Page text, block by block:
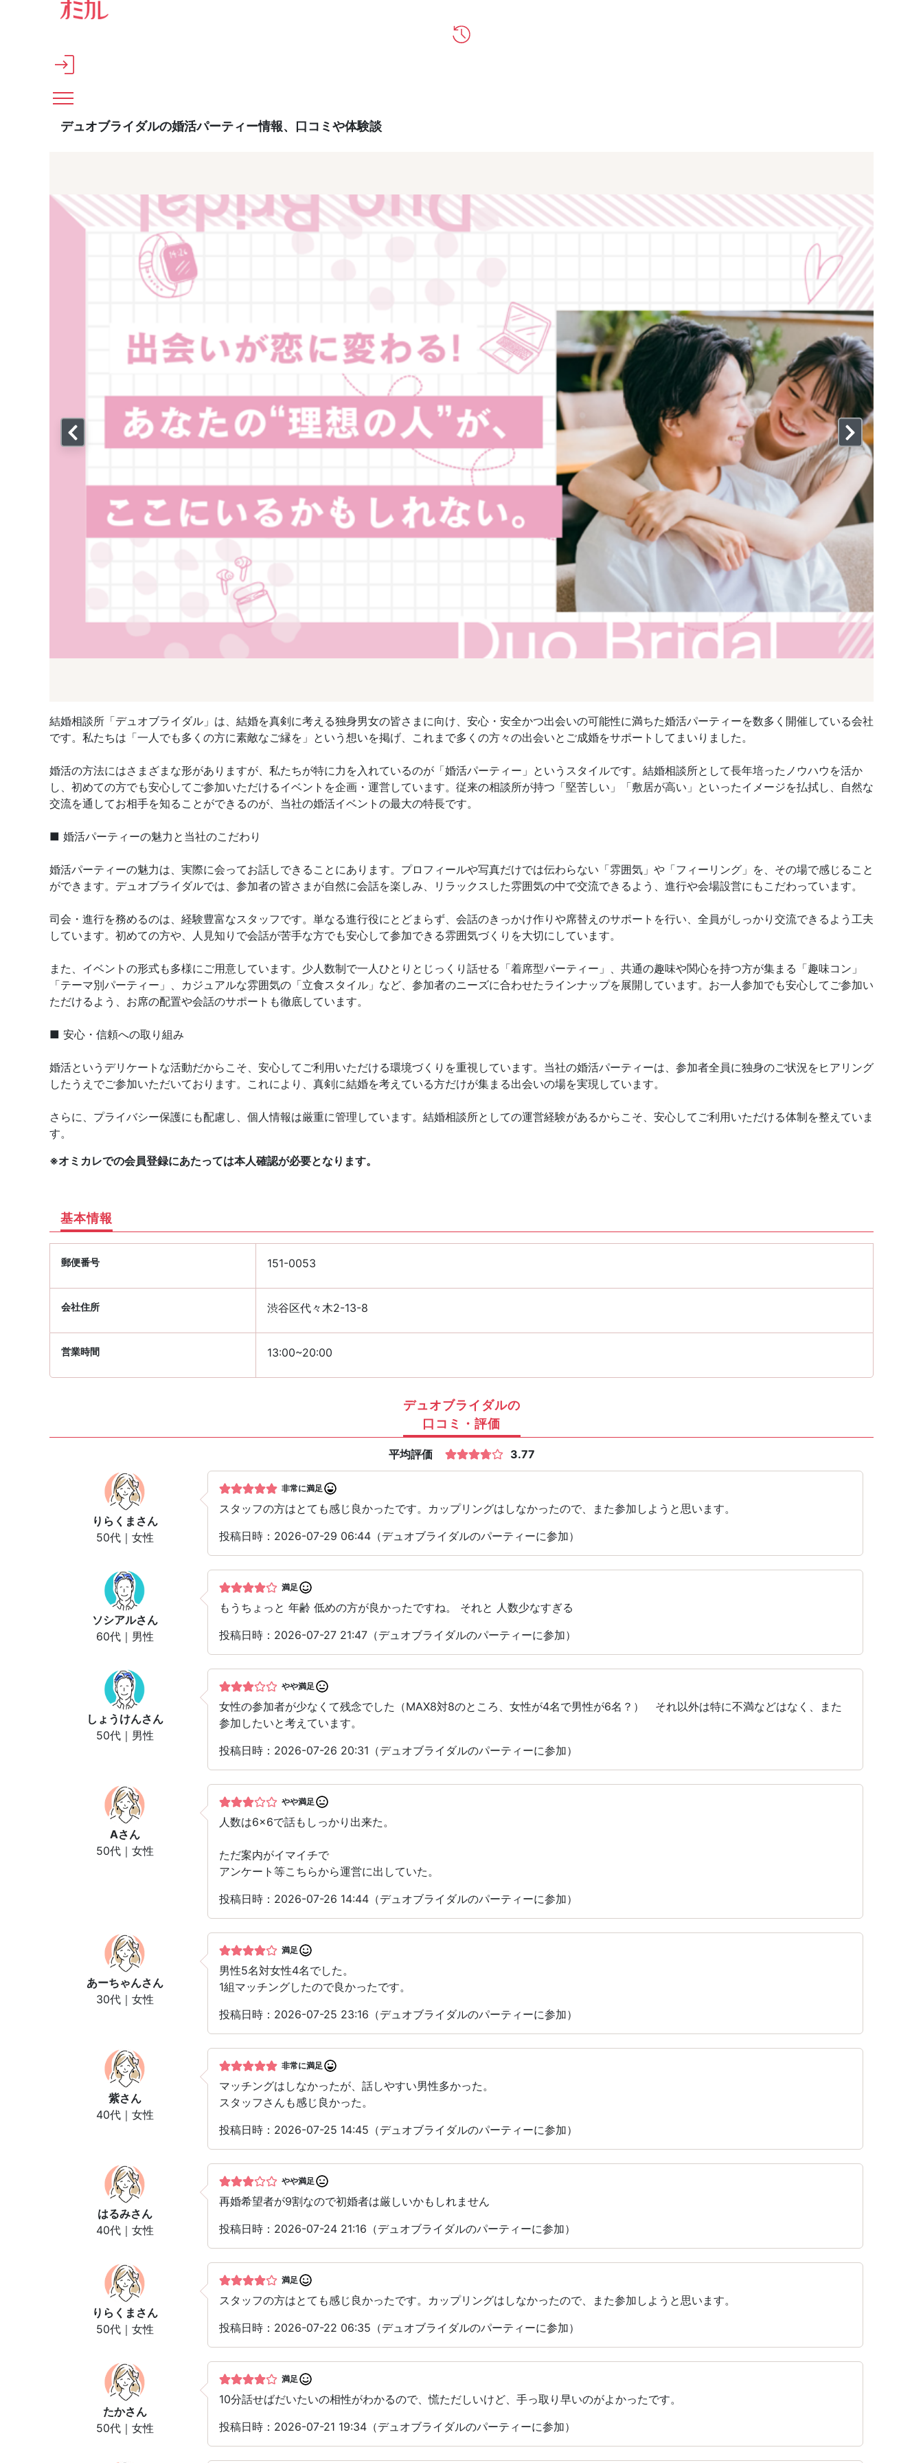
メインコンテンツへスキップ
デュオブライダルの婚活パーティー情報、口コミや体験談
結婚相談所「デュオブライダル」は、結婚を真剣に考える独身男女の皆さまに向け、安心・安全かつ出会いの可能性に満ちた婚活パーティーを数多く開催している会社
です。私たちは「一人でも多くの方に素敵なご縁を」という想いを掲げ、これまで多くの方々の出会いとご成婚をサポートしてまいりました。
婚活の方法にはさまざまな形がありますが、私たちが特に力を入れているのが「婚活パーティー」というスタイルです。結婚相談所として長年培ったノウハウを活か
し、初めての方でも安心してご参加いただけるイベントを企画・運営しています。従来の相談所が持つ「堅苦しい」「敷居が高い」といったイメージを払拭し、自然な
交流を通してお相手を知ることができるのが、当社の婚活イベントの最大の特長です。
■ 婚活パーティーの魅力と当社のこだわり
婚活パーティーの魅力は、実際に会ってお話しできることにあります。プロフィールや写真だけでは伝わらない「雰囲気」や「フィーリング」を、その場で感じること
ができます。デュオブライダルでは、参加者の皆さまが自然に会話を楽しみ、リラックスした雰囲気の中で交流できるよう、進行や会場設営にもこだわっています。
司会・進行を務めるのは、経験豊富なスタッフです。単なる進行役にとどまらず、会話のきっかけ作りや席替えのサポートを行い、全員がしっかり交流できるよう工夫
しています。初めての方や、人見知りで会話が苦手な方でも安心して参加できる雰囲気づくりを大切にしています。
また、イベントの形式も多様にご用意しています。少人数制で一人ひとりとじっくり話せる「着席型パーティー」、共通の趣味や関心を持つ方が集まる「趣味コン」
「テーマ別パーティー」、カジュアルな雰囲気の「立食スタイル」など、参加者のニーズに合わせたラインナップを展開しています。お一人参加でも安心してご参加い
ただけるよう、お席の配置や会話のサポートも徹底しています。
■ 安心・信頼への取り組み
婚活というデリケートな活動だからこそ、安心してご利用いただける環境づくりを重視しています。当社の婚活パーティーは、参加者全員に独身のご状況をヒアリング
したうえでご参加いただいております。これにより、真剣に結婚を考えている方だけが集まる出会いの場を実現しています。
さらに、プライバシー保護にも配慮し、個人情報は厳重に管理しています。結婚相談所としての運営経験があるからこそ、安心してご利用いただける体制を整えていま
す。
※オミカレでの会員登録にあたっては本人確認が必要となります。
基本情報
郵便番号 151-0053
会社住所 渋谷区代々木2-13-8
営業時間 13:00~20:00
デュオブライダルの
口コミ・評価
平均評価 3.77
りらくま さん
50代｜女性
非常に満足
スタッフの方はとても感じ良かったです。カップリングはしなかったので、また参加しようと思います。
投稿日時：2026-07-29 06:44（デュオブライダルのパーティーに参加）
ソシアルさん
60代｜男性
満足
もうちょっと 年齢 低めの方が良かったですね。 それと 人数少なすぎる
投稿日時：2026-07-27 21:47（デュオブライダルのパーティーに参加）
しょうけんさん
50代｜男性
やや満足
女性の参加者が少なくて残念でした（MAX8対8のところ、女性が4名で男性が6名？） それ以外は特に不満などはなく、また
参加したいと考えています。
投稿日時：2026-07-26 20:31（デュオブライダルのパーティーに参加）
Aさん
50代｜女性
やや満足
人数は6×6で話もしっかり出来た。
ただ案内がイマイチで
アンケート等こちらから運営に出していた。
投稿日時：2026-07-26 14:44（デュオブライダルのパーティーに参加）
あーちゃんさん
30代｜女性
満足
男性5名対女性4名でした。
1組マッチングしたので良かったです。
投稿日時：2026-07-25 23:16（デュオブライダルのパーティーに参加）
紫さん
40代｜女性
非常に満足
マッチングはしなかったが、話しやすい男性多かった。
スタッフさんも感じ良かった。
投稿日時：2026-07-25 14:45（デュオブライダルのパーティーに参加）
はるみさん
40代｜女性
やや満足
再婚希望者が9割なので初婚者は厳しいかもしれません
投稿日時：2026-07-24 21:16（デュオブライダルのパーティーに参加）
りらくま さん
50代｜女性
満足
スタッフの方はとても感じ良かったです。カップリングはしなかったので、また参加しようと思います。
投稿日時：2026-07-22 06:35（デュオブライダルのパーティーに参加）
たかさん
50代｜女性
満足
10分話せばだいたいの相性がわかるので、慌ただしいけど、手っ取り早いのがよかったです。
投稿日時：2026-07-21 19:34（デュオブライダルのパーティーに参加）